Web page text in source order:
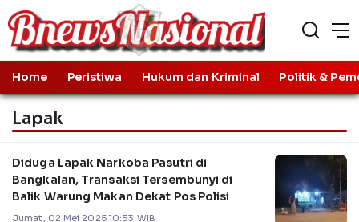
Home Peristiwa Hukum dan Kriminal Politik &
Lapak
Diduga Lapak Narkoba Pasutri di
Bangkalan, Transaksi Tersembunyi di
Balik Warung Makan Dekat Pos Polisi
Jumat, 02 Mei 2025 10:53 WIB